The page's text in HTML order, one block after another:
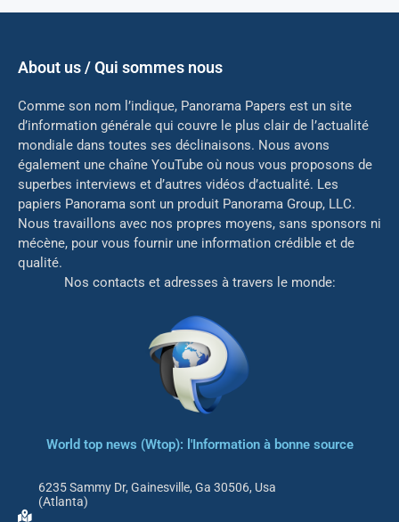
About us / Qui sommes nous
Comme son nom l’indique, Panorama Papers est un site
d’information générale qui couvre le plus clair de l’actualité
mondiale dans toutes ses déclinaisons. Nous avons
également une chaîne YouTube où nous vous proposons de
superbes interviews et d’autres vidéos d’actualité. Les
papiers Panorama sont un produit Panorama Group, LLC.
Nous travaillons avec nos propres moyens, sans sponsors ni
mécène, pour vous fournir une information crédible et de
qualité.
Nos contacts et adresses à travers le monde:
World top news (Wtop): l'Information à bonne source
6235 Sammy Dr, Gainesville, Ga 30506, Usa
(Atlanta)